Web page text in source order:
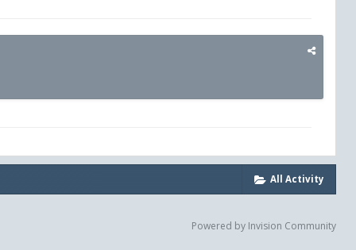
All Activity
Powered by Invision Community